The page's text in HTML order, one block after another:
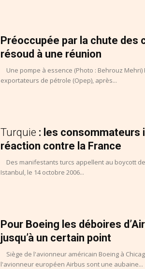
Préoccupée par la chute des
résoud à une réunion
Une pompe à essence (Photo : Behrouz Mehri)
exportateurs de pétrole (Opep), après...
Turquie : les consommateurs
réaction contre la France
Des manifestants turcs appellent au boycott
Istanbul, le 14 octobre 2006...
Pour Boeing les déboires
jusqu’à un certain point
Siège de l'avionneur américain Boeing à
l'avionneur européen Airbus sont une aubaine...